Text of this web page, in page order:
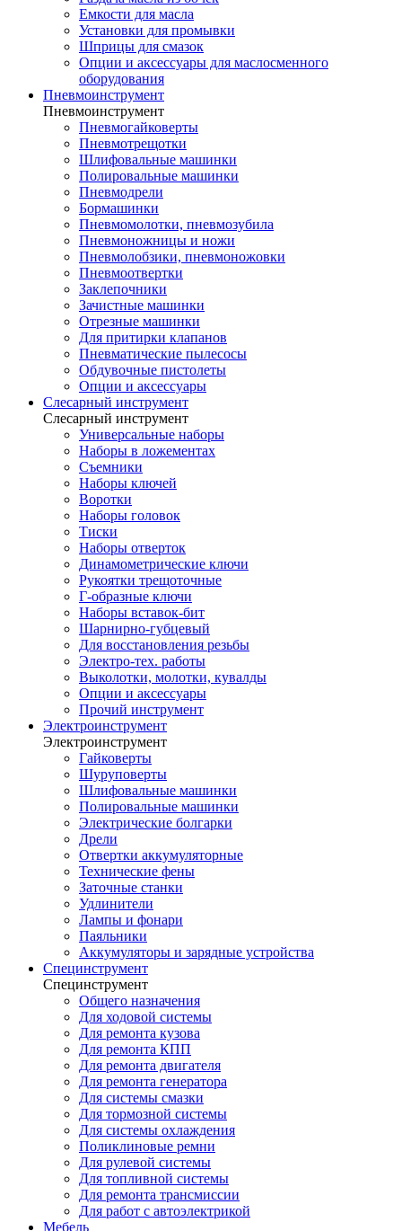
Емкости для масла
Установки для промывки
Шприцы для смазок
Опции и аксессуары для маслосменного
оборудования
Пневмоинструмент
Пневмоинструмент
Пневмогайковерты
Пневмотрещотки
Шлифовальные машинки
Полировальные машинки
Пневмодрели
Бормашинки
Пневмомолотки, пневмозубила
Пневмоножницы и ножи
Пневмолобзики, пневмоножовки
Пневмоотвертки
Заклепочники
Зачистные машинки
Отрезные машинки
Для притирки клапанов
Пневматические пылесосы
Обдувочные пистолеты
Опции и аксессуары
Слесарный инструмент
Слесарный инструмент
Универсальные наборы
Наборы в ложементах
Съемники
Наборы ключей
Воротки
Наборы головок
Тиски
Наборы отверток
Динамометрические ключи
Рукоятки трещоточные
Г-образные ключи
Наборы вставок-бит
Шарнирно-губцевый
Для восстановления резьбы
Электро-тех. работы
Выколотки, молотки, кувалды
Опции и аксессуары
Прочий инструмент
Электроинструмент
Электроинструмент
Гайковерты
Шуруповерты
Шлифовальные машинки
Полировальные машинки
Электрические болгарки
Дрели
Отвертки аккумуляторные
Технические фены
Заточные станки
Удлинители
Лампы и фонари
Паяльники
Аккумуляторы и зарядные устройства
Специнструмент
Специнструмент
Общего назначения
Для ходовой системы
Для ремонта кузова
Для ремонта КПП
Для ремонта двигателя
Для ремонта генератора
Для системы смазки
Для тормозной системы
Для системы охлаждения
Поликлиновые ремни
Для рулевой системы
Для топливной системы
Для ремонта трансмиссии
Для работ с автоэлектрикой
Мебель